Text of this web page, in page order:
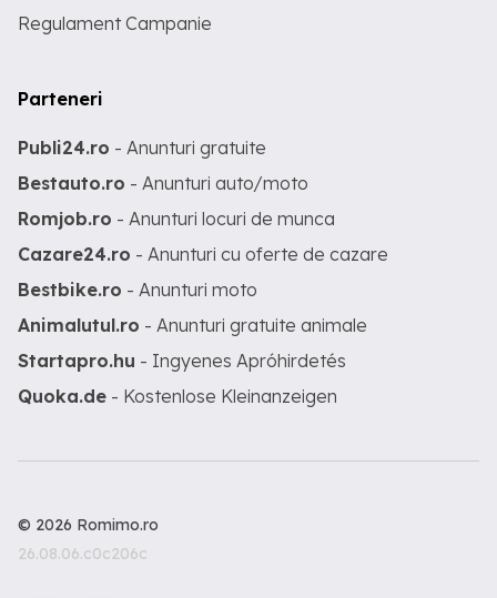
Regulament Campanie
Parteneri
Publi24.ro - Anunturi gratuite
Bestauto.ro - Anunturi auto/moto
Romjob.ro - Anunturi locuri de munca
Cazare24.ro - Anunturi cu oferte de cazare
Bestbike.ro - Anunturi moto
Animalutul.ro - Anunturi gratuite animale
Startapro.hu - Ingyenes Apróhirdetés
Quoka.de - Kostenlose Kleinanzeigen
© 2026 Romimo.ro
26.08.06.c0c206c